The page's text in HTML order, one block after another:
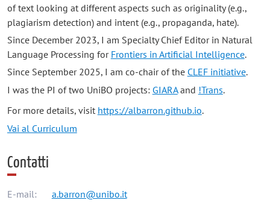
of text looking at different aspects such as originality (e.g.,
plagiarism detection) and intent (e.g., propaganda, hate).
Since December 2023, I am Specialty Chief Editor in Natural
Language Processing for Frontiers in Artificial Intelligence.
Since September 2025, I am co-chair of the CLEF initiative.
I was the PI of two UniBO projects: GIARAand !Trans.
For more details, visit https://albarron.github.io.
Vai al Curriculum
Contatti
E-mail: a.barron@unibo.it